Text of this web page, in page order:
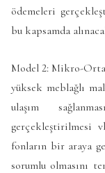
ödemeleri
bu kapsamda
Model 2: Mikro-
yüksek meblağlı
ulaşım
gerçekleştirilmesi
fonların bir araya
sorumlu olmasını